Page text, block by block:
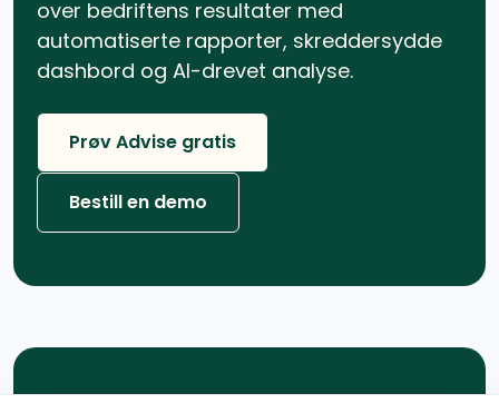
over bedriftens resultater med
automatiserte rapporter, skreddersydde
dashbord og AI-drevet analyse.
Prøv Advise gratis
Bestill en demo